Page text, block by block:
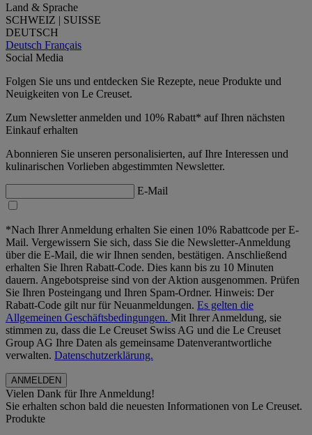
Land & Sprache
SCHWEIZ | SUISSE
DEUTSCH
Deutsch Français
Social Media
Folgen Sie uns und entdecken Sie Rezepte, neue Produkte und
Neuigkeiten von Le Creuset.
Zum Newsletter anmelden und 10% Rabatt* auf Ihren nächsten
Einkauf erhalten
Abonnieren Sie unseren personalisierten, auf Ihre Interessen und
kulinarischen Vorlieben abgestimmten Newsletter.
E-Mail
*Nach Ihrer Anmeldung erhalten Sie einen 10% Rabattcode per E-
Mail. Vergewissern Sie sich, dass Sie die Newsletter-Anmeldung
über die E-Mail, die wir Ihnen senden, bestätigen. Anschließend
erhalten Sie Ihren Rabatt-Code. Dies kann bis zu 10 Minuten
dauern. Angebotspreise sind von der Aktion ausgenommen. Prüfen
Sie Ihren Posteingang und Ihren Spam-Ordner. Hinweis: Der
Rabatt-Code gilt nur für Neuanmeldungen. Es gelten die
Allgemeinen Geschäftsbedingungen. Mit Ihrer Anmeldung, sie
stimmen zu, dass die Le Creuset Swiss AG und die Le Creuset
Group AG Ihre Daten als gemeinsame Datenverantwortliche
verwalten. Datenschutzerklärung.
Vielen Dank für Ihre Anmeldung!
Sie erhalten schon bald die neuesten Informationen von Le Creuset.
Produkte